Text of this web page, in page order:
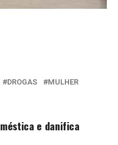
DROGAS
MULHER
e danifica